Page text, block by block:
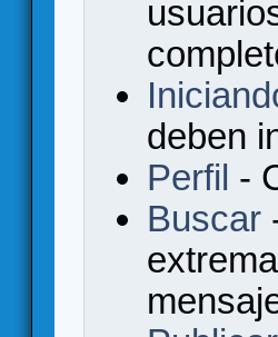
deben
Perfil -
Buscar